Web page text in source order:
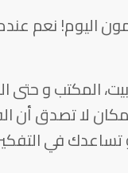
اليوم! نعم
المكتب و حتى
لا تصدق أن
تساعدك في